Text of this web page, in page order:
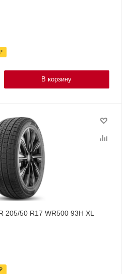
В корзину
205/50 R17 WR500 93H XL